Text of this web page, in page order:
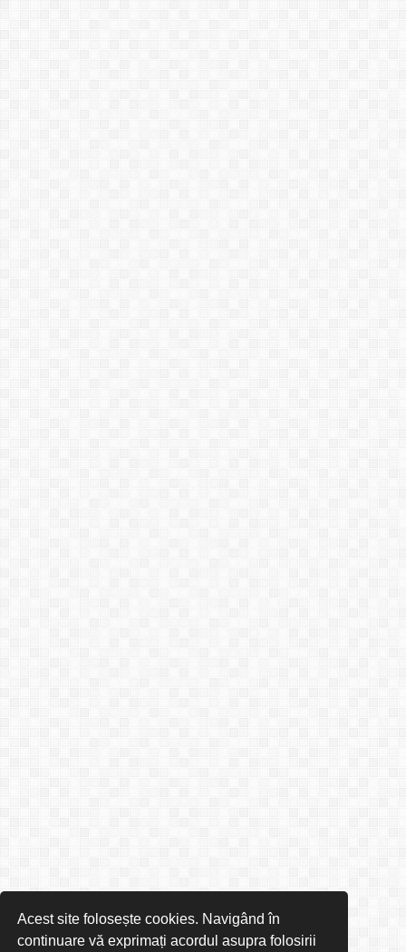
Acest site folosește cookies. Navigând în
continuare vă exprimați acordul asupra folosirii